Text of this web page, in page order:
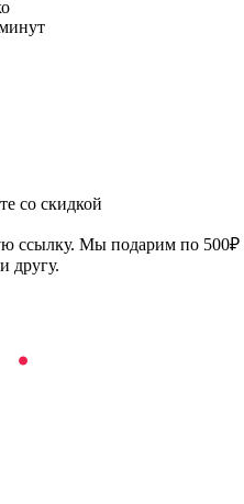
со скидкой
ссылку. Мы подарим по 500₽
другу.